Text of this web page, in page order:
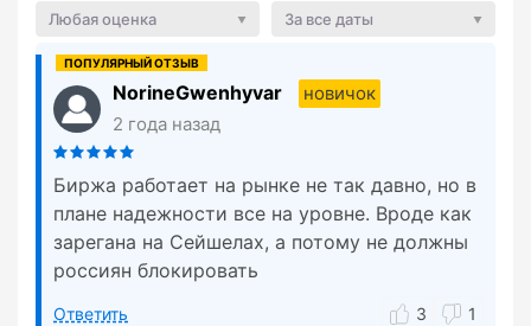
Любая оценка За все даты
NorineGwenhyvar
новичок
2 года назад
Биржа работает на рынке не так давно, но в
плане надежности все на уровне. Вроде как
зарегана на Сейшелах, а потому не должны
россиян блокировать
Ответить 3 1